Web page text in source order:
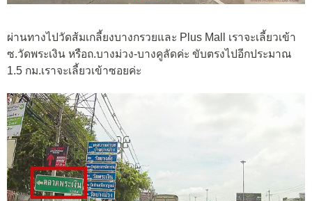
ผ่านทางไปวัดส้มเกลี้ยงบางกรวยและ Plus Mall เราจะเลี้ยวเข้า
ซ.วัดพระเงิน หรือถ.บางม่วง-บางคูลัดค่ะ ขับตรงไปอีกประมาณ
1.5 กม.เราจะเลี้ยวเข้าซอยค่ะ